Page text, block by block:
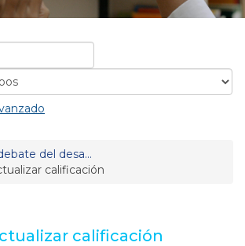
del desa...
calificación
calificación